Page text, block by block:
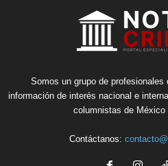
Somos un grupo de
información de interés nacional e
columnistas de México
Contáctanos: